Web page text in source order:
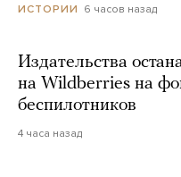
ИСТОРИИ 6 часов назад
Издательства
на Wildberries на
беспилотников
4 часа назад